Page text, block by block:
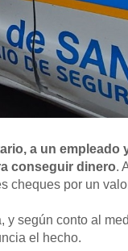
a un empleado
conseguir dinero.
cheques por un
y según conto al
el hecho.